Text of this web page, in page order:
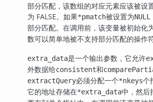
部分匹配，该数组的对应元素应该被设
为 FALSE。如果*pmatch被设置为NULL
部分匹配。在调用前，该变量被初始化
数可以简单地被不支持部分匹配的操作
extra_data是一个输出参数，它允许
外数据给consistent和
extractQuery必须分配一个*nkeys个
它的地址存储在*extra_data中，然后